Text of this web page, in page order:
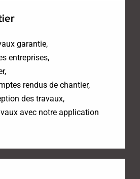
garantie,
entreprises,
rendus de chantier,
des travaux,
avec notre application